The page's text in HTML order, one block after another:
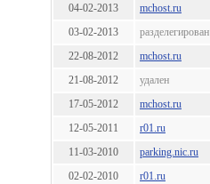
04-02-2013
mchost.ru
03-02-2013
разделегирован
22-08-2012
mchost.ru
21-08-2012
удален
17-05-2012
mchost.ru
12-05-2011
r01.ru
11-03-2010
parking.nic.ru
02-02-2010
r01.ru